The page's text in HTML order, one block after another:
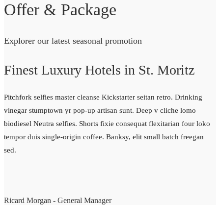
Offer & Package
Explorer our latest seasonal promotion
Finest Luxury Hotels in St. Moritz
Pitchfork selfies master cleanse Kickstarter seitan retro. Drinking
vinegar stumptown yr pop-up artisan sunt. Deep v cliche lomo
biodiesel Neutra selfies. Shorts fixie consequat flexitarian four loko
tempor duis single-origin coffee. Banksy, elit small batch freegan
sed.
Ricard Morgan - General Manager